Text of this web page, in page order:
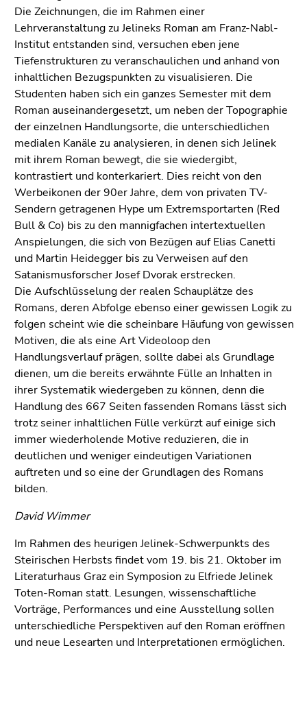
Die Zeichnungen, die im Rahmen einer
Lehrveranstaltung zu Jelineks Roman am Franz-Nabl-
Institut entstanden sind, versuchen eben jene
Tiefenstrukturen zu veranschaulichen und anhand von
inhaltlichen Bezugspunkten zu visualisieren. Die
Studenten haben sich ein ganzes Semester mit dem
Roman auseinandergesetzt, um neben der Topographie
der einzelnen Handlungsorte, die unterschiedlichen
medialen Kanäle zu analysieren, in denen sich Jelinek
mit ihrem Roman bewegt, die sie wiedergibt,
kontrastiert und konterkariert. Dies reicht von den
Werbeikonen der 90er Jahre, dem von privaten TV-
Sendern getragenen Hype um Extremsportarten (Red
Bull & Co) bis zu den mannigfachen intertextuellen
Anspielungen, die sich von Bezügen auf Elias Canetti
und Martin Heidegger bis zu Verweisen auf den
Satanismusforscher Josef Dvorak erstrecken.
Die Aufschlüsselung der realen Schauplätze des
Romans, deren Abfolge ebenso einer gewissen Logik zu
folgen scheint wie die scheinbare Häufung von gewissen
Motiven, die als eine Art Videoloop den
Handlungsverlauf prägen, sollte dabei als Grundlage
dienen, um die bereits erwähnte Fülle an Inhalten in
ihrer Systematik wiedergeben zu können, denn die
Handlung des 667 Seiten fassenden Romans lässt sich
trotz seiner inhaltlichen Fülle verkürzt auf einige sich
immer wiederholende Motive reduzieren, die in
deutlichen und weniger eindeutigen Variationen
auftreten und so eine der Grundlagen des Romans
bilden.
David Wimmer
Im Rahmen des heurigen Jelinek-Schwerpunkts des
Steirischen Herbsts findet vom 19. bis 21. Oktober im
Literaturhaus Graz ein Symposion zu Elfriede Jelinek
Toten-Roman statt. Lesungen, wissenschaftliche
Vorträge, Performances und eine Ausstellung sollen
unterschiedliche Perspektiven auf den Roman eröffnen
und neue Lesearten und Interpretationen ermöglichen.